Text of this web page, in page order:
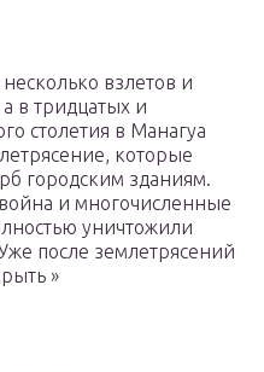
взлетов и
в тридцатых и
столетия в Манагуа
которые
городским зданиям.
и многочисленные
уничтожили
после землетрясений
»